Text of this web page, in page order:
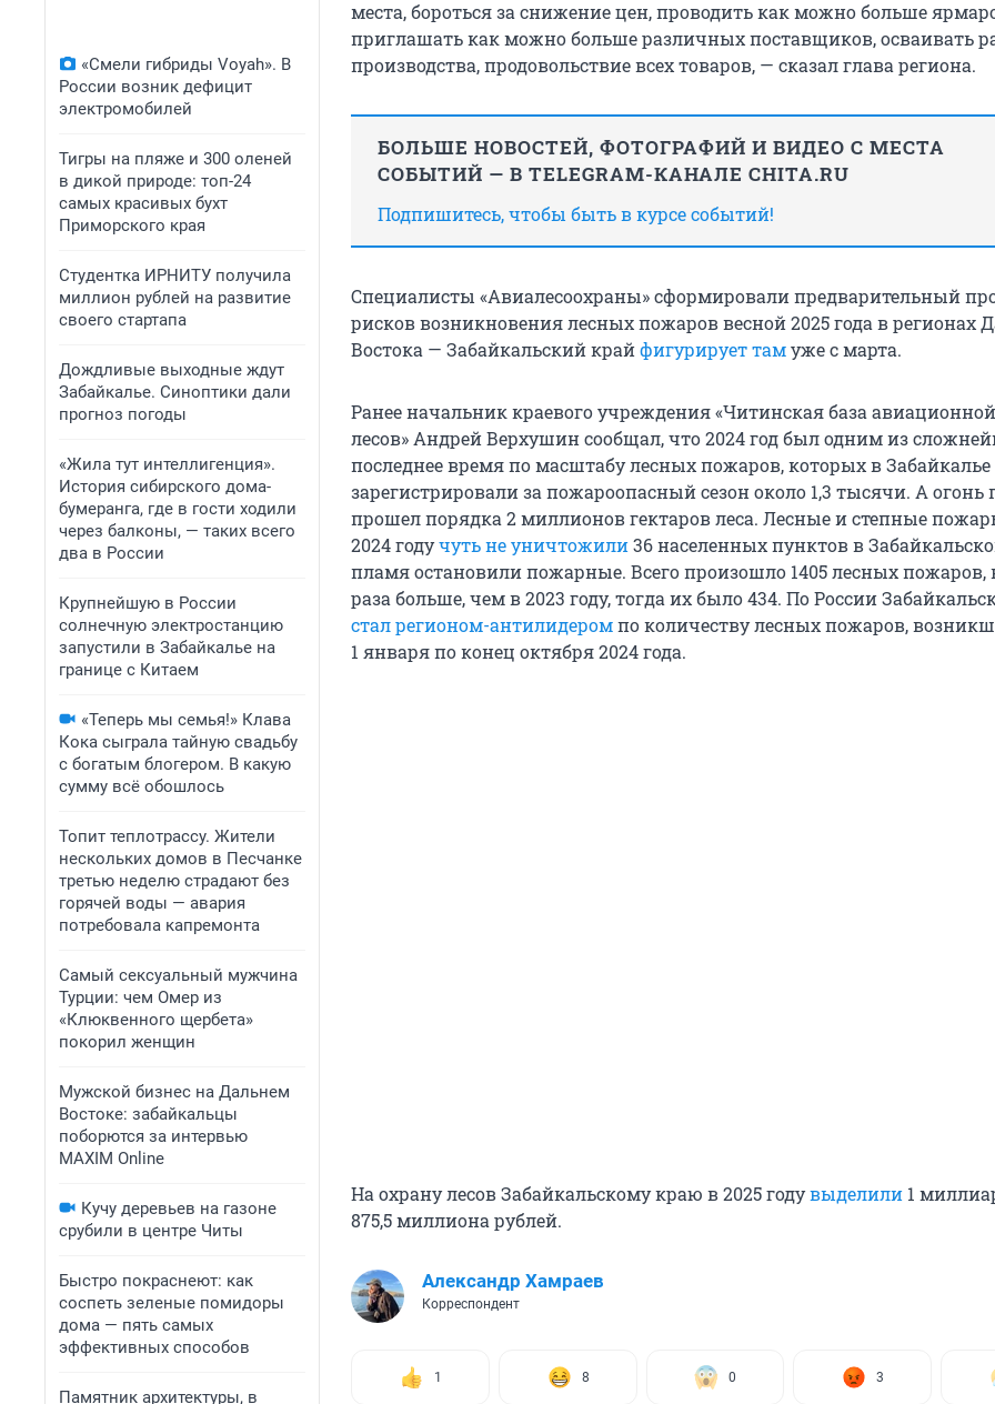
«Смели гибриды Voyah». В
России возник дефицит
электромобилей
Тигры на пляже и 300 оленей
в дикой природе: топ-24
самых красивых бухт
Приморского края
Студентка ИРНИТУ получила
миллион рублей на развитие
своего стартапа
Дождливые выходные ждут
Забайкалье. Синоптики дали
прогноз погоды
«Жила тут интеллигенция».
История сибирского дома-
бумеранга, где в гости ходили
через балконы, — таких всего
два в России
Крупнейшую в России
солнечную электростанцию
запустили в Забайкалье на
границе с Китаем
«Теперь мы семья!» Клава
Кока сыграла тайную свадьбу
с богатым блогером. В какую
сумму всё обошлось
Топит теплотрассу. Жители
нескольких домов в Песчанке
третью неделю страдают без
горячей воды — авария
потребовала капремонта
Самый сексуальный мужчина
Турции: чем Омер из
«Клюквенного щербета»
покорил женщин
Мужской бизнес на Дальнем
Востоке: забайкальцы
поборются за интервью
MAXIM Online
Кучу деревьев на газоне
срубили в центре Читы
Быстро покраснеют: как
соспеть зеленые помидоры
дома — пять самых
эффективных способов
Памятник архитектуры, в
места, бороться за снижение цен, проводить как можно больше
приглашать как можно больше различных поставщиков, осваивать
производства, продовольствие всех товаров, — сказал глава региона.
БОЛЬШЕ НОВОСТЕЙ, ФОТОГРАФИЙ И ВИДЕО С МЕСТА
СОБЫТИЙ — В TELEGRAM-КАНАЛЕ CHITA.RU
Подпишитесь, чтобы быть в курсе событий!
Специалисты «Авиалесоохраны» сформировали предварительный
рисков возникновения лесных пожаров весной 2025 года в регионах
Востока — Забайкальский крайфигурирует тамуже с марта.
Ранее начальник краевого учреждения «Читинская база
лесов» Андрей Верхушин сообщал, что 2024 год был одним из
последнее время по масштабу лесных пожаров, которых в Забайкалье
зарегистрировали за пожароопасный сезон около 1,3 тысячи. А огонь
прошел порядка 2 миллионовгектаров леса. Лесные и степные
2024 годучуть не уничтожили36 населенных пунктов в
пламя остановили пожарные. Всего произошло 1405 лесных пожаров,
раза больше, чем в 2023 году, тогда их было 434. По России
стал регионом-антилидеромпо количеству лесных пожаров,
1 январяпо конец октября 2024 года.
На охрану лесов Забайкальскому краю в 2025 годувыделили 1
875,5 миллиона рублей.
Александр Хамраев
Корреспондент
1 8 0 3